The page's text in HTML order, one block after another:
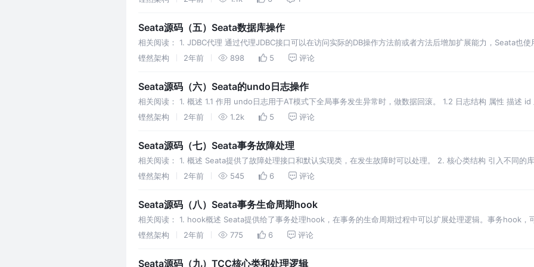
Seata源码（五）Seata数据库操作
相关阅读： 1. JDBC代理 通过代理JDBC接口可以在访问实际的DB操作方法前或者方法后增加扩展能力，Seata也
JDBC代理的接口结构如下： 代理对象(prox
铿然架构 2年前 898 5 评论
Seata源码（六）Seata的undo日志操作
相关阅读： 1. 概述 1.1 作用 undo日志用于AT模式下全局事务发生异常时，做数据回滚。 1.2 日志结构 属性 描述
事务ID co
铿然架构 2年前 1.2k 5 评论
Seata源码（七）Seata事务故障处理
相关阅读： 1. 概述 Seata提供了故障处理接口和默认实现类，在发生故障时可以处理。 2. 核心类结构 引入不同的
不同： groupId artif
铿然架构 2年前 545 6 评论
Seata源码（八）Seata事务生命周期hook
相关阅读： 1. hook概述 Seata提供给了事务处理hook，在事务的生命周期过程中可以扩展处理逻辑。事务hook，
下: 类 描述 TransactionalTe
铿然架构 2年前 775 6 评论
Seata源码（九）TCC核心类和处理逻辑